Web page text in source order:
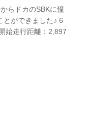
らドカのSBKに憧
とができました♪ 6
始走行距離：2,897